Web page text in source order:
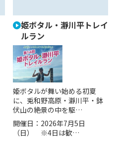
姫ボタル・瀞川平トレイ
ルラン
姫ボタルが舞い始める初夏
に、兎和野高原・瀞川平・鉢
伏山の絶景の中を駆…
開催日： 2026年7月5日
（日） ※4日は歓…